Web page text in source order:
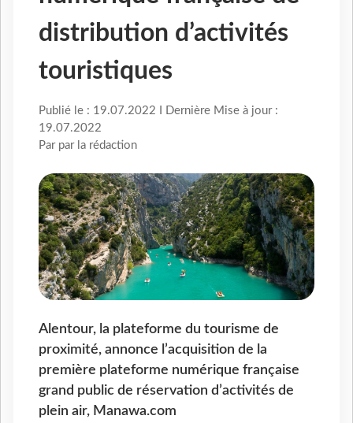
distribution d’activités
touristiques
Publié le : 19.07.2022 I Dernière Mise à jour :
19.07.2022
Par par la rédaction
Alentour, la plateforme du tourisme de
proximité, annonce l’acquisition de la
première plateforme numérique française
grand public de réservation d’activités de
plein air, Manawa.com